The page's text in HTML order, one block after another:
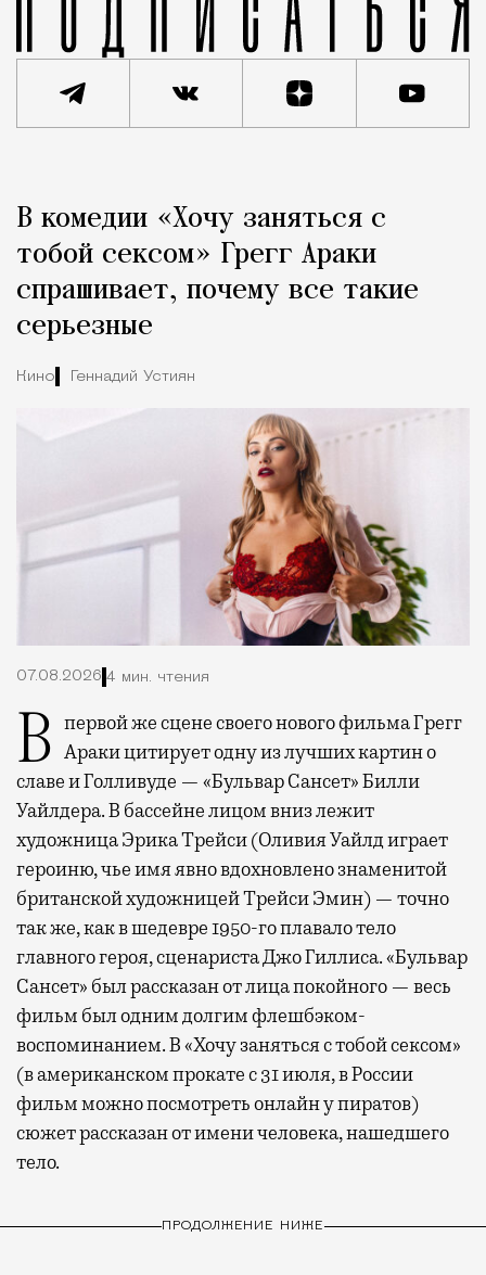
Город
В комедии «Хочу заняться с
тобой сексом» Грегг Араки
спрашивает, почему все такие
серьезные
Кино Геннадий Устиян
07.08.2026 4 мин. чтения
В первой же сцене своего нового фильма Грегг Араки цитирует одну из лучших картин о
славе и Голливуде — «Бульвар Сансет» Билли
Уайлдера. В бассейне лицом вниз лежит
художница Эрика Трейси (Оливия Уайлд играет
героиню, чье имя явно вдохновлено знаменитой
британской художницей Трейси Эмин) — точно
так же, как в шедевре 1950-го плавало тело
главного героя, сценариста Джо Гиллиса. «Бульвар
Сансет» был рассказан от лица покойного — весь
фильм был одним долгим флешбэком-
воспоминанием. В «Хочу заняться с тобой сексом»
(в американском прокате с 31 июля, в России
фильм можно посмотреть онлайн у пиратов)
сюжет рассказан от имени человека, нашедшего
тело.
ПРОДОЛЖЕНИЕ НИЖЕ